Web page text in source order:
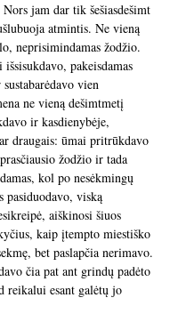
jam dar tik šešiasdešimt
atmintis. Ne vieną
neprisimindamas žodžio.
pakeisdamas
vien
ne vieną dešimtmetį
ir kasdienybėje,
draugais: ūmai pritrūkdavo
žodžio ir tada
kol po nesėkmingų
pasiduodavo, viską
aiškinosi šiuos
kaip įtempto miestiško
bet paslapčia nerimavo.
čia pat ant grindų padėto
reikalui esant galėtų jo